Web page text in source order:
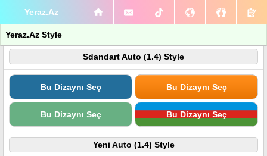
Yeraz.Az
Yeraz.Az Style
Sdandart Auto (1.4) Style
Bu Dizaynı Seç Bu Dizaynı Seç
Bu Dizaynı Seç Bu Dizaynı Seç
Yeni Auto (1.4) Style